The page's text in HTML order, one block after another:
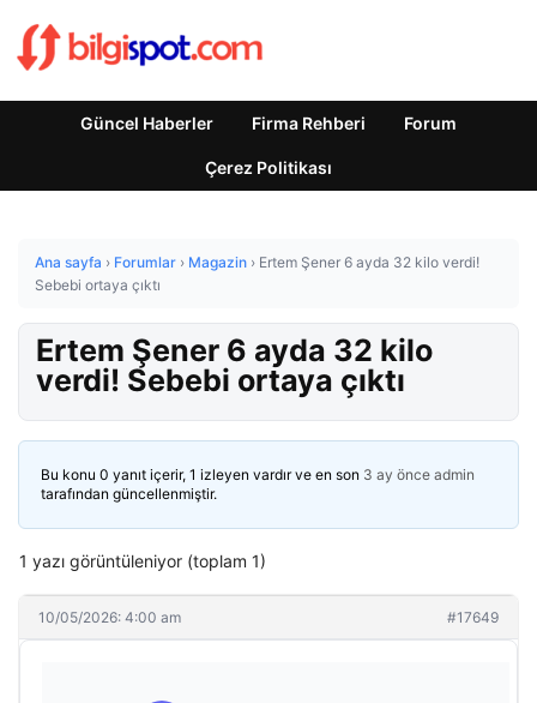
Güncel Haberler Firma Rehberi Forum
Çerez Politikası
Ana sayfa › Forumlar › Magazin › Ertem Şener 6 ayda 32 kilo verdi!
Sebebi ortaya çıktı
Ertem Şener 6 ayda 32 kilo
verdi! Sebebi ortaya çıktı
Bu konu 0 yanıt içerir, 1 izleyen vardır ve en son 3 ay önce admin
tarafından güncellenmiştir.
1 yazı görüntüleniyor (toplam 1)
10/05/2026: 4:00 am #17649